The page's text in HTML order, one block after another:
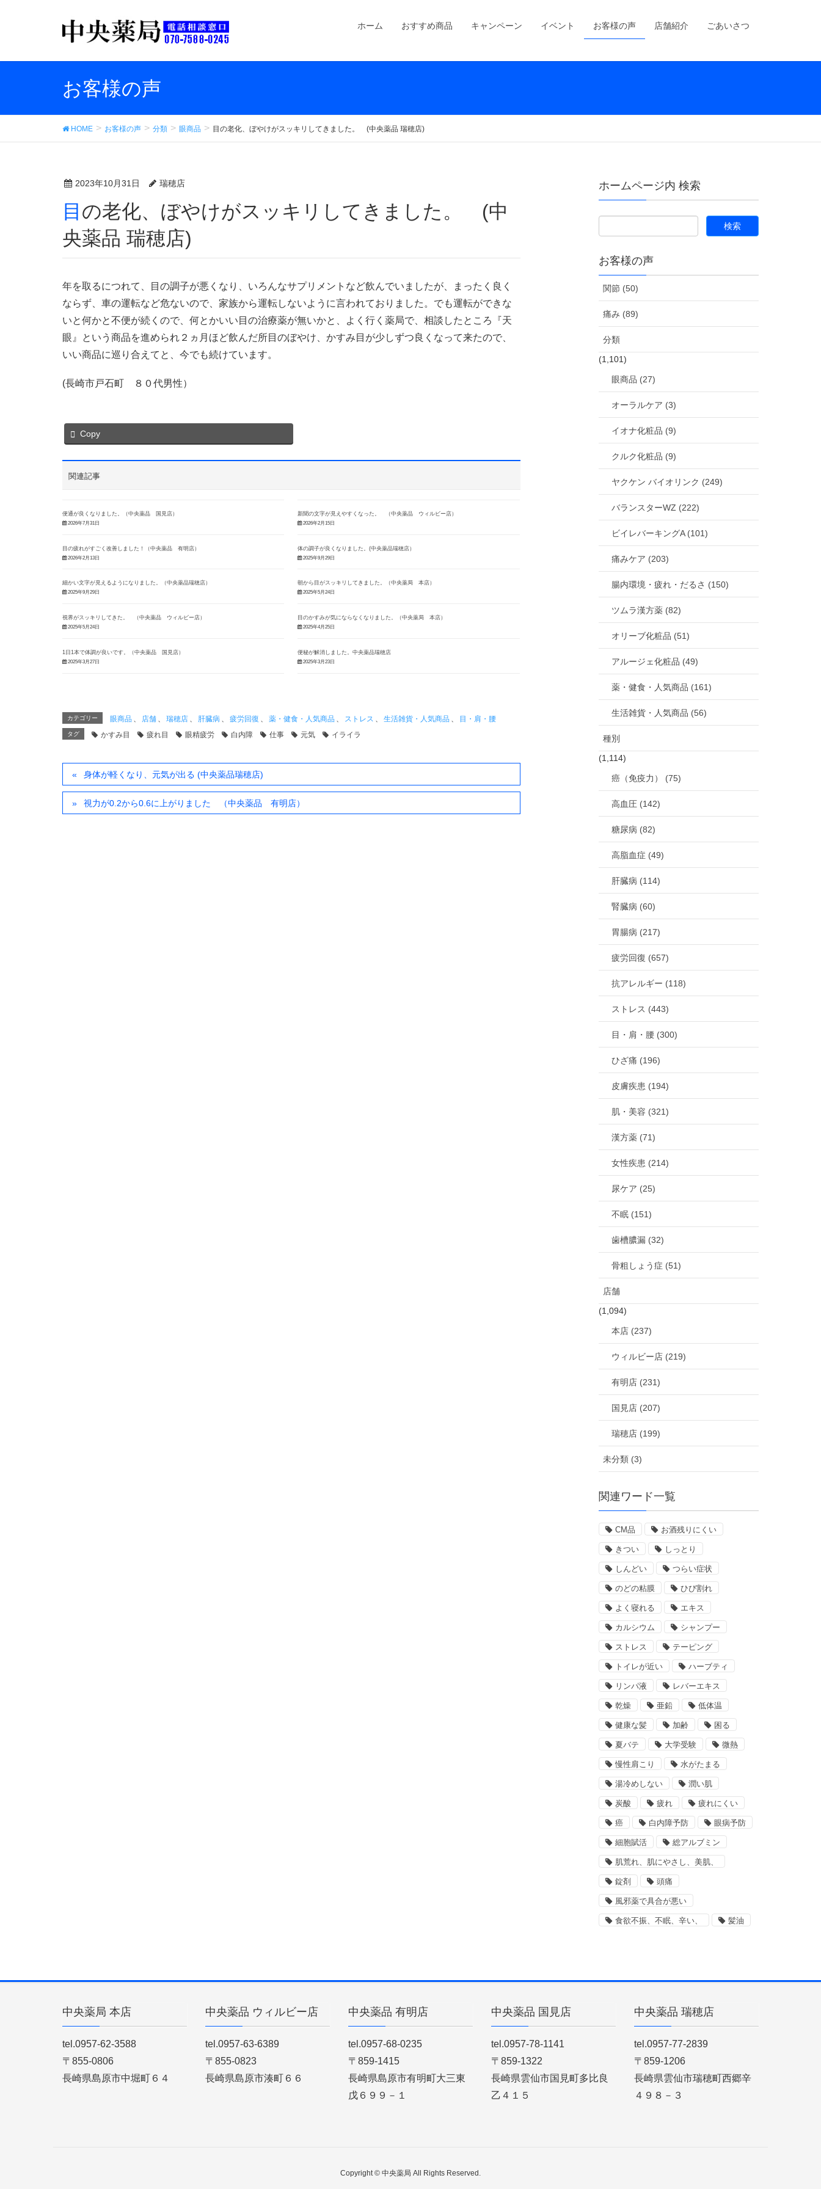
ホーム おすすめ商品 キャンペーン イベント お客様の声 店舗紹介 ごあいさつ
お客様の声
HOME お客様の声 分類 眼商品 目の老化、ぼやけがスッキリしてきました。 (中央薬品 瑞穂店)
2023年10月31日 瑞穂店
目の老化、ぼやけがスッキリしてきました。 (中
央薬品 瑞穂店)
年を取るにつれて、目の調子が悪くなり、いろんなサプリメントなど飲んでいましたが、まったく良く
ならず、車の運転など危ないので、家族から運転しないように言われておりました。でも運転ができな
いと何かと不便が続くので、何とかいい目の治療薬が無いかと、よく行く薬局で、相談したところ『天
眼』という商品を進められ２ヵ月ほど飲んだ所目のぼやけ、かすみ目が少しずつ良くなって来たので、
いい商品に巡り合えてと、今でも続けています。
(長崎市戸石町 ８０代男性）
Copy
関連記事
便通が良くなりました。（中央薬品 国見店）
2026年7月31日
新聞の文字が見えやすくなった。 （中央薬品 ウィルビー店）
2026年2月15日
目の疲れがすごく改善しました！（中央薬品 有明店）
2026年2月13日
体の調子が良くなりました。(中央薬品瑞穂店）
2025年9月29日
細かい文字が見えるようになりました。（中央薬品瑞穂店）
2025年9月29日
朝から目がスッキリしてきました。（中央薬局 本店）
2025年5月24日
視界がスッキリしてきた。 （中央薬品 ウィルビー店）
2025年5月24日
目のかすみが気にならなくなりました。（中央薬局 本店）
2025年4月25日
1日1本で体調が良いです。（中央薬品 国見店）
2025年3月27日
便秘が解消しました。中央薬品瑞穂店
2025年3月23日
カテゴリー 眼商品 店舗 瑞穂店 肝臓病 疲労回復 薬・健食・人気商品 ストレス 生活雑貨・人気商品 目・肩・腰
タグ かすみ目 疲れ目 眼精疲労 白内障 仕事 元気 イライラ
身体が軽くなり、元気が出る (中央薬品瑞穂店)
視力が0.2から0.6に上がりました （中央薬品 有明店）
ホームページ内 検索
お客様の声
関節 (50)
痛み (89)
分類
(1,101)
眼商品 (27)
オーラルケア (3)
イオナ化粧品 (9)
クルク化粧品 (9)
ヤクケン バイオリンク (249)
バランスターWZ (222)
ビイレバーキングA (101)
痛みケア (203)
腸内環境・疲れ・だるさ (150)
ツムラ漢方薬 (82)
オリーブ化粧品 (51)
アルージェ化粧品 (49)
薬・健食・人気商品 (161)
生活雑貨・人気商品 (56)
種別
(1,114)
癌（免疫力） (75)
高血圧 (142)
糖尿病 (82)
高脂血症 (49)
肝臓病 (114)
腎臓病 (60)
胃腸病 (217)
疲労回復 (657)
抗アレルギー (118)
ストレス (443)
目・肩・腰 (300)
ひざ痛 (196)
皮膚疾患 (194)
肌・美容 (321)
漢方薬 (71)
女性疾患 (214)
尿ケア (25)
不眠 (151)
歯槽膿漏 (32)
骨粗しょう症 (51)
店舗
(1,094)
本店 (237)
ウィルビー店 (219)
有明店 (231)
国見店 (207)
瑞穂店 (199)
未分類 (3)
関連ワード一覧
CM品 お酒残りにくい
きつい しっとり
しんどい つらい症状
のどの粘膜 ひび割れ
よく寝れる エキス
カルシウム シャンプー
ストレス テーピング
トイレが近い ハーブティ
リンパ液 レバーエキス
乾燥 亜鉛 低体温
健康な髪 加齢 困る
夏バテ 大学受験 微熱
慢性肩こり 水がたまる
湯冷めしない 潤い肌
炭酸 疲れ 疲れにくい
癌 白内障予防 眼病予防
細胞賦活 総アルブミン
肌荒れ、肌にやさし、美肌、
錠剤 頭痛
風邪薬で具合が悪い
食欲不振、不眠、辛い、 髪油
中央薬局 本店
tel.0957-62-3588
〒855-0806
長崎県島原市中堀町６４
中央薬品 ウィルビー店
tel.0957-63-6389
〒855-0823
長崎県島原市湊町６６
中央薬品 有明店
tel.0957-68-0235
〒859-1415
長崎県島原市有明町大三東
戊６９９－１
中央薬品 国見店
tel.0957-78-1141
〒859-1322
長崎県雲仙市国見町多比良
乙４１５
中央薬品 瑞穂店
tel.0957-77-2839
〒859-1206
長崎県雲仙市瑞穂町西郷辛
４９８－３
Copyright © 中央薬局 All Rights Reserved.